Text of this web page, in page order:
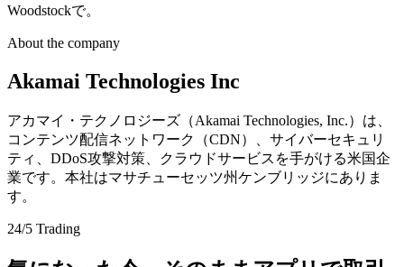
Woodstockで。
About the company
Akamai Technologies Inc
アカマイ・テクノロジーズ（Akamai Technologies, Inc.）は、
コンテンツ配信ネットワーク（CDN）、サイバーセキュリ
ティ、DDoS攻撃対策、クラウドサービスを手がける米国企
業です。本社はマサチューセッツ州ケンブリッジにありま
す。
24/5 Trading